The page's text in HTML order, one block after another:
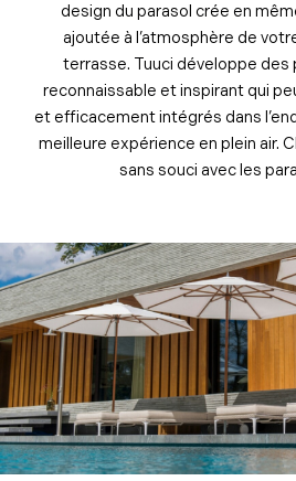
design du parasol crée en
ajoutée à l’atmosphère de
terrasse. Tuuci développe des
reconnaissable et inspirant qui
et efficacement intégrés dans
meilleure expérience en plein air.
sans souci avec les